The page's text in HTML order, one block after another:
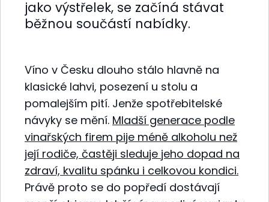
jako výstřelek, se začíná stávat
běžnou součástí nabídky.
Víno v Česku dlouho stálo hlavně na
klasické lahvi, posezení u stolu a
pomalejším pití. Jenže spotřebitelské
návyky se mění. Mladší generace podle
vinařských firem pije méně alkoholu než
její rodiče, častěji sleduje jeho dopad na
zdraví, kvalitu spánku i celkovou kondici.
Právě proto se do popředí dostávají